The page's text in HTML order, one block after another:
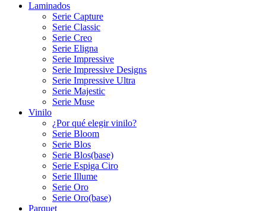
Laminados
Serie Capture
Serie Classic
Serie Creo
Serie Eligna
Serie Impressive
Serie Impressive Designs
Serie Impressive Ultra
Serie Majestic
Serie Muse
Vinilo
¿Por qué elegir vinilo?
Serie Bloom
Serie Blos
Serie Blos(base)
Serie Espiga Ciro
Serie Illume
Serie Oro
Serie Oro(base)
Parquet